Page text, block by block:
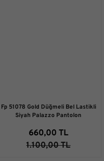
Fp 51078 Gold Düğmeli Bel Lastikli
Siyah Palazzo Pantolon
660,00 TL
1.100,00 TL